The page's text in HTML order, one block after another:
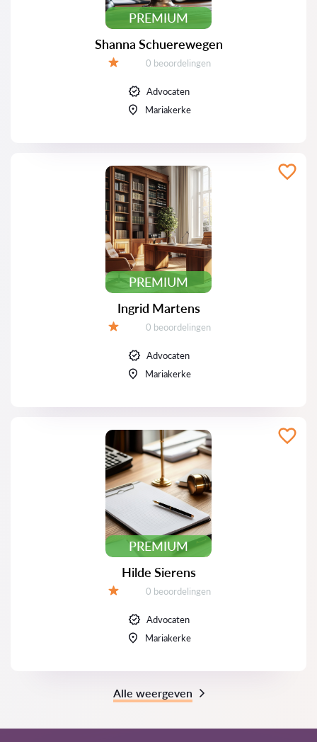
PREMIUM
Shanna Schuerewegen
Beoordelingen:
0 beoordelingen
Advocaten
Mariakerke
PREMIUM
Ingrid Martens
Beoordelingen:
0 beoordelingen
Advocaten
Mariakerke
PREMIUM
Hilde Sierens
Beoordelingen:
0 beoordelingen
Advocaten
Mariakerke
Alle weergeven